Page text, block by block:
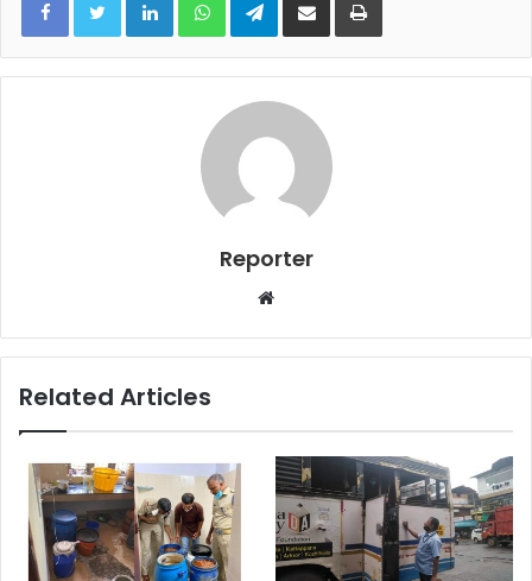
Reporter
Website
Related Articles